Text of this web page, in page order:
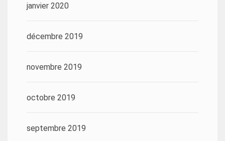
janvier 2020
décembre 2019
novembre 2019
octobre 2019
septembre 2019